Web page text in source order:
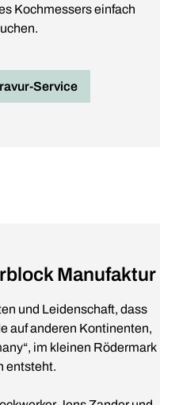
Kochmessers einfach
Service
Manufaktur
und Leidenschaft, dass
auf anderen Kontinenten,
im kleinen Rödermark
entsteht.